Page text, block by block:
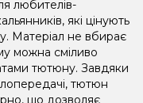
любителів-
які цінують
Матеріал не вбирає
можна сміливо
тютюну. Завдяки
тютюн
що дозволяє